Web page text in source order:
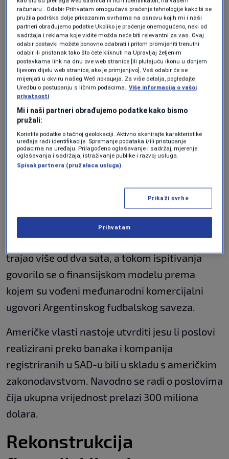
Ministarstva pravosuđa u Miamiju obavili su
višesatni razgovor s poduzetnikom
Guillermom Tofonijem.
Zvanično: Alvaro Arbeloa nakon
otkaza u Realu karijeru nastavlja u
Premijer ligi
Zekić pred evropsku premijeru: Patit
dobrog rezultata
NOGOMET|prije 20 min.
Gotovo je: Dalić više neće biti
selektor Hrvatske!
Avion Brazilaca se vratio kući, a u
njemu… samo jedan fudbaler!
prije 51 min.
Prema dostupnim informacijama, sastanak je
trajao više od dva sata, a tokom ispitivanja
govorilo se o finansijskom modelu prema
kojem su vođeni međunarodni komercijalni
ugovori Argentinskog fudbalskog saveza.
Američke vlasti nastoje utvrditi jesu li poslovi
realizirani preko banaka i kompanija
registriranih u SAD-u bili u skladu s američkim
zakonodavstvom. Navodno se radi o poslovima
čija ukupna vrijednost prelazi 300 miliona
dolara.
Rekonstrukcija
računaru . Odabir Prihvatam omogućava praćenje tehnologije kako bi se
pružila podrška dolje prikazanim svrhama na osnovu kojih mi i naši
partneri obrađujemo podatke Ukoliko je praćenje onemogućeno, neki od
sadržaja i reklama koje vidite možda neće biti relevantni za vas. Ovaj
odabir postavki možete ponovno odabrati i pritom promijeniti trenutni
odabir ili pristanak tako što ćete kliknuti na Upravljaj željenim
postavkama link na dnu ove web stranice [ili plutajuću ikonu u donjem
lijevom dijelu web stranice, ako je primjenjivo]. Vaš odabir će se
mijenjati u okviru našeg Wеб локација. Za više detalja, pogledajte
Uredbu o postupanju s ličnim podacima. Više informacija o vašoj
privatnosti
Mi i naši partneri obrađujemo podatke kako bismo
pružali:
Koristite podatke o tačnoj geolokaciji. Aktivno skenirajte karakteristike
uređaja radi identifikacije. Spremanje podataka i/ili pristupanje
podacima na uređaju. Prilagođeno oglašavanje i sadržaj, mjerenje
oglašavanja i sadržaja, istraživanje publike i razvoj usluga.
Spisak partnera (pružalaca usluga)
Prikaži svrhe
Prihvatam